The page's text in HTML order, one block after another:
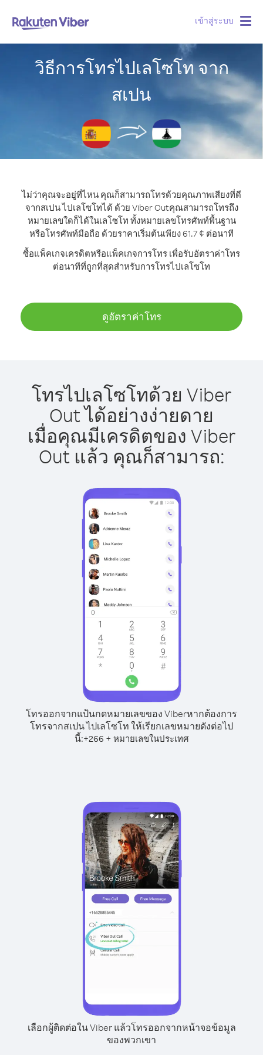
เข้าสู่ระบบ
วิธีการโทรไปเลโซโท จาก
สเปน
ไม่ว่าคุณจะอยู่ที่ไหน คุณก็สามารถโทรด้วยคุณภาพเสียงที่ดี
จากสเปน ไปเลโซโทได้ ด้วย Viber Outคุณสามารถโทรถึง
หมายเลขใดก็ได้ในเลโซโท ทั้งหมายเลขโทรศัพท์พื้นฐาน
หรือโทรศัพท์มือถือ ด้วยราคาเริ่มต้นเพียง 61.7 ¢ ต่อนาที
ซื้อแพ็คเกจเครดิตหรือแพ็คเกจการโทร เพื่อรับอัตราค่าโทร
ต่อนาทีที่ถูกที่สุดสำหรับการโทรไปเลโซโท
ดูอัตราค่าโทร
โทรไปเลโซโทด้วย Viber
Out ได้อย่างง่ายดาย
เมื่อคุณมีเครดิตของ Viber
Out แล้ว คุณก็สามารถ:
โทรออกจากแป้นกดหมายเลขของ Viberหากต้องการ
โทรจากสเปน ไปเลโซโท ให้เรียกเลขหมายดังต่อไป
นี้:+266 + หมายเลขในประเทศ
เลือกผู้ติดต่อใน Viber แล้วโทรออกจากหน้าจอข้อมูล
ของพวกเขา